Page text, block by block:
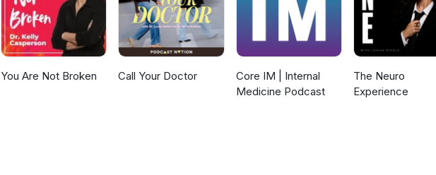
You Are Not Broken Call Your Doctor
Core IM | Internal
Medicine Podcast
The Neuro
Experience